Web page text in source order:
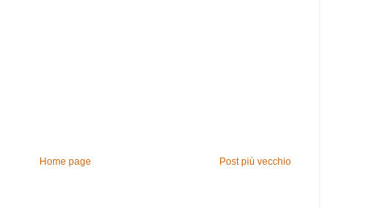
Post più vecchio
Home page